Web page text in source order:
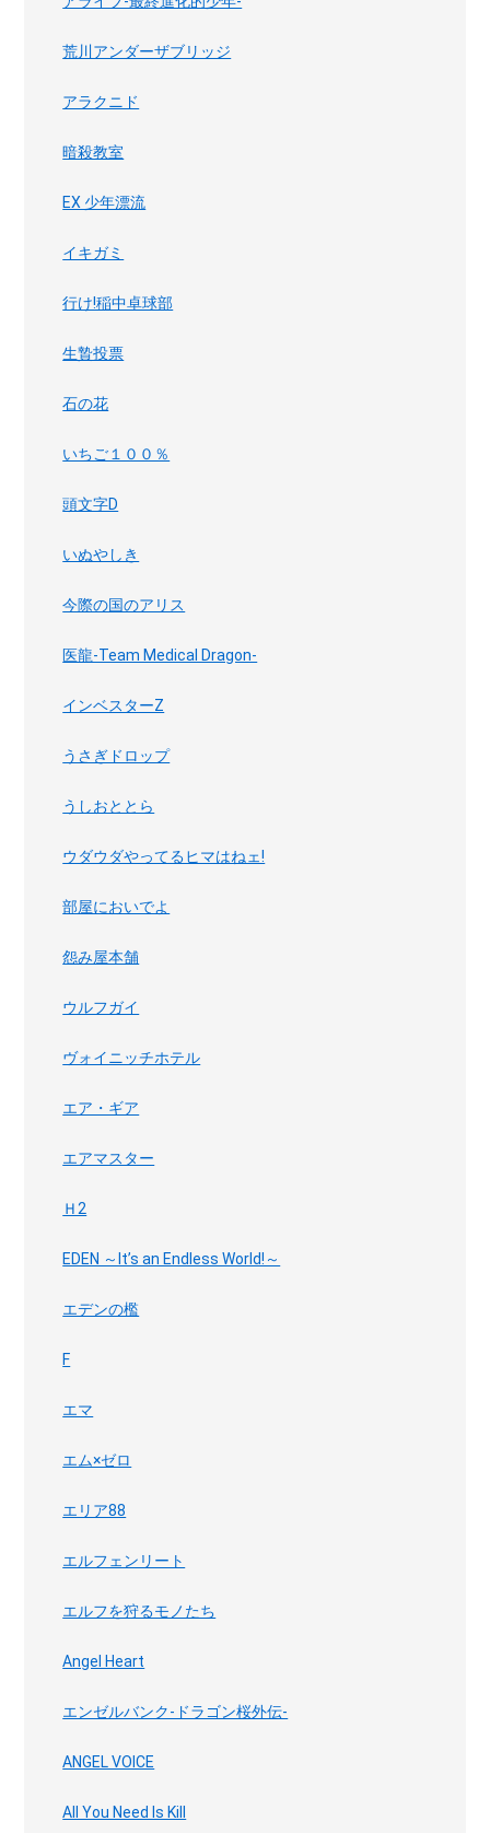
荒川アンダーザブリッジ
アラクニド
暗殺教室
EX 少年漂流
イキガミ
行け!稲中卓球部
生贄投票
石の花
いちご１００％
頭文字D
いぬやしき
今際の国のアリス
医龍-Team Medical Dragon-
インベスターZ
うさぎドロップ
うしおととら
ウダウダやってるヒマはねェ!
部屋においでよ
怨み屋本舗
ウルフガイ
ヴォイニッチホテル
エア・ギア
エアマスター
Ｈ2
EDEN ～It’s an Endless World!～
エデンの檻
F
エマ
エム×ゼロ
エリア88
エルフェンリート
エルフを狩るモノたち
Angel Heart
エンゼルバンク-ドラゴン桜外伝-
ANGEL VOICE
All You Need Is Kill